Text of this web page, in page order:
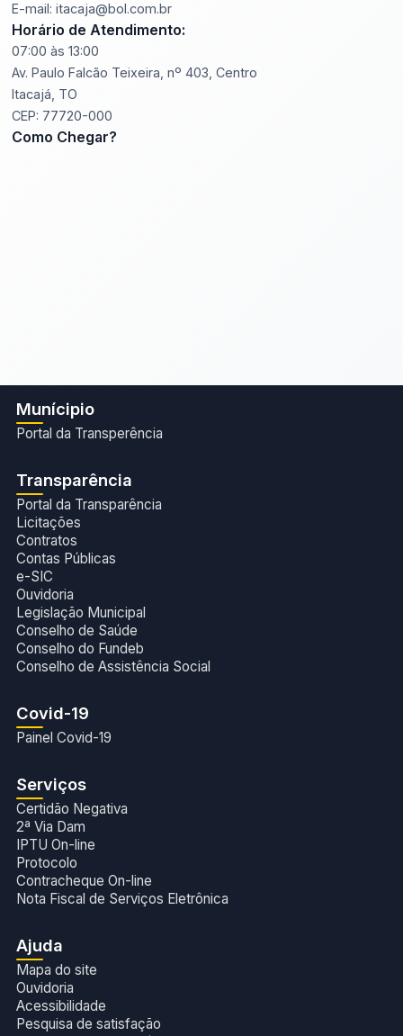
E-mail: itacaja@bol.com.br
Horário de Atendimento:
07:00 às 13:00
Av. Paulo Falcão Teixeira, nº 403, Centro
Itacajá, TO
CEP: 77720-000
Como Chegar?
Munícipio
Portal da Transperência
Transparência
Portal da Transparência
Licitações
Contratos
Contas Públicas
e-SIC
Ouvidoria
Legislação Municipal
Conselho de Saúde
Conselho do Fundeb
Conselho de Assistência Social
Covid-19
Painel Covid-19
Serviços
Certidão Negativa
2ª Via Dam
IPTU On-line
Protocolo
Contracheque On-line
Nota Fiscal de Serviços Eletrônica
Ajuda
Mapa do site
Ouvidoria
Acessibilidade
Pesquisa de satisfação